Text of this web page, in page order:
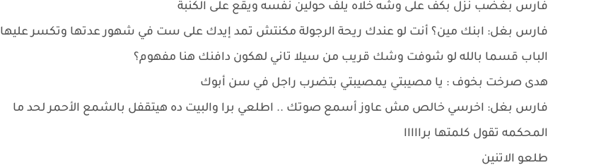
فارس بغضب نزل بكف على وشه خلاه يلف حولين نفسه ويقع على الكنبة
فارس بغل: ابنك مين؟ أنت لو عندك ريحة الرجولة مكنتش تمد إيدك على ست في شهور عدتها وتكسر عليها
الباب قسما بالله لو شوفت وشك قريب من سيلا تاني لهكون دافنك هنا مفهوم؟
هدى صرخت بخوف : يا مصيبتي يمصيبتي بتضرب راجل في سن أبوك
فارس بغل: اخرسي خالص مش عاوز أسمع صوتك .. اطلعي برا والبيت ده هيتقفل بالشمع الأحمر لحد ما
المحكمه تقول كلمتها برااااا
طلعو الاتنين